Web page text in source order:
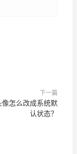
下一篇
怎么改成系统默
认状态？